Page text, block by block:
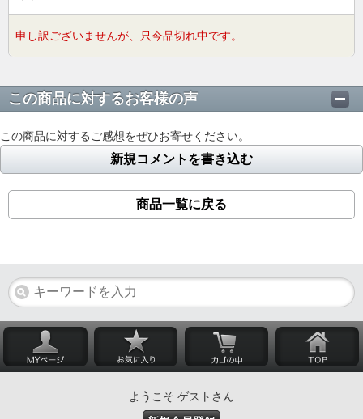
申し訳ございませんが、只今品切れ中です。
この商品に対するお客様の声
この商品に対するご感想をぜひお寄せください。
新規コメントを書き込む
商品一覧に戻る
ようこそ ゲストさん